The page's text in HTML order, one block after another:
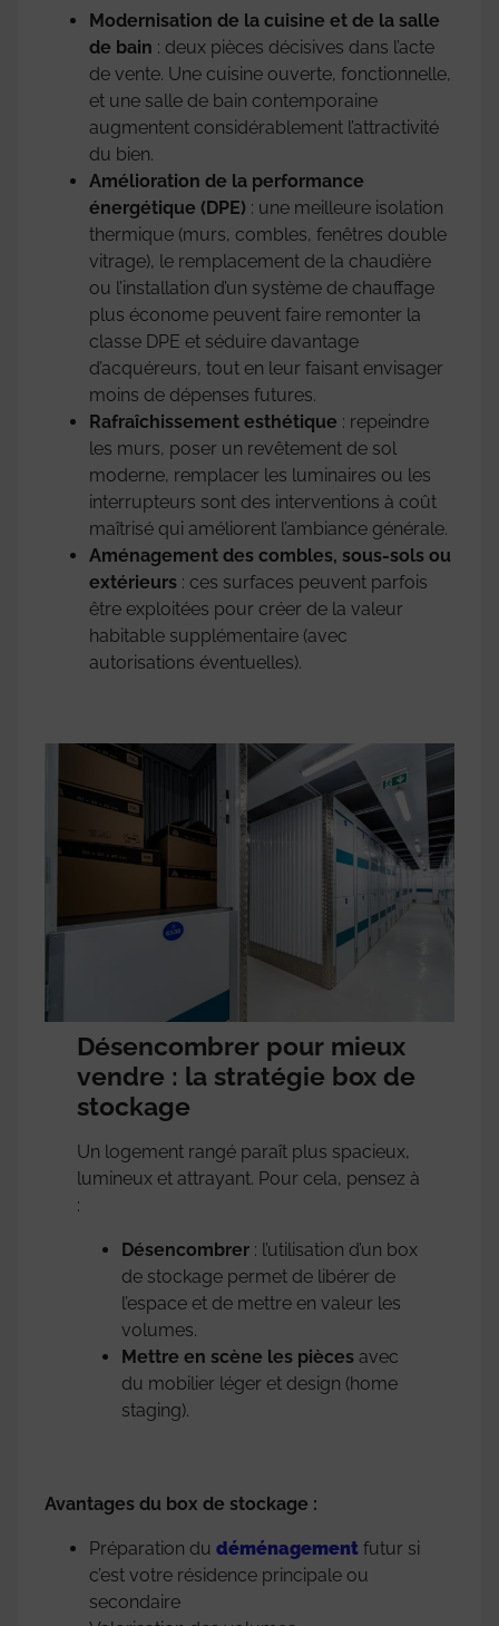
Modernisation de la cuisine et de la salle
de bain : deux pièces décisives dans l’acte
de vente. Une cuisine ouverte, fonctionnelle,
et une salle de bain contemporaine
augmentent considérablement l’attractivité
du bien.
Amélioration de la performance
énergétique (DPE) : une meilleure isolation
thermique (murs, combles, fenêtres double
vitrage), le remplacement de la chaudière
ou l’installation d’un système de chauffage
plus économe peuvent faire remonter la
classe DPE et séduire davantage
d’acquéreurs, tout en leur faisant envisager
moins de dépenses futures.
Rafraîchissement esthétique : repeindre
les murs, poser un revêtement de sol
moderne, remplacer les luminaires ou les
interrupteurs sont des interventions à coût
maîtrisé qui améliorent l’ambiance générale.
Aménagement des combles, sous-sols ou
extérieurs : ces surfaces peuvent parfois
être exploitées pour créer de la valeur
habitable supplémentaire (avec
autorisations éventuelles).
Désencombrer pour mieux
vendre : la stratégie box de
stockage
Un logement rangé paraît plus spacieux,
lumineux et attrayant. Pour cela, pensez à
:
Désencombrer : l’utilisation d’un box
de stockage permet de libérer de
l’espace et de mettre en valeur les
volumes.
Mettre en scène les pièces avec
du mobilier léger et design (home
staging).
Avantages du box de stockage :
Préparation du déménagement futur si
c’est votre résidence principale ou
secondaire